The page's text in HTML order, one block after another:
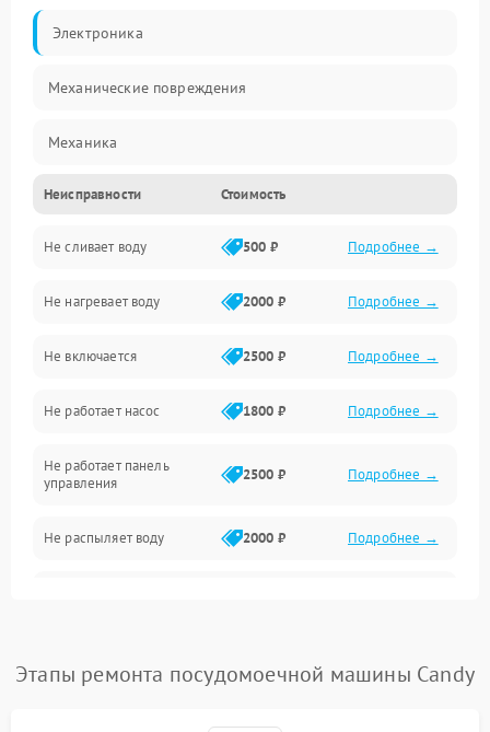
Электроника
Механические повреждения
Механика
Управление
Электропитание
Датчики
Нагрев
Вода
Гигиена
Программное обеспечение
Неисправности Стоимость
Не сливает воду 500 ₽ Подробнее →
Не нагревает воду 2000 ₽ Подробнее →
Не включается 2500 ₽ Подробнее →
Не работает насос 1800 ₽ Подробнее →
Не работает панель
управления
2500 ₽ Подробнее →
Не распыляет воду 2000 ₽ Подробнее →
воды
1800 ₽ Подробнее →
Этапы ремонта посудомоечной машины Candy